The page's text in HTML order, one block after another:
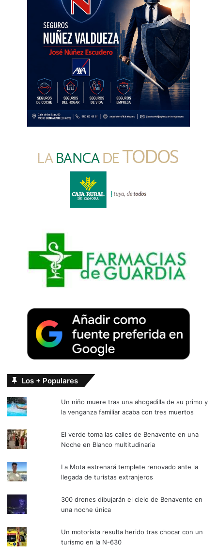
Los + Populares
Un niño muere tras una ahogadilla de su primo y
la venganza familiar acaba con tres muertos
El verde toma las calles de Benavente en una
Noche en Blanco multitudinaria
La Mota estrenará templete renovado ante la
llegada de turistas extranjeros
300 drones dibujarán el cielo de Benavente en
una noche única
Un motorista resulta herido tras chocar con un
turismo en la N-630